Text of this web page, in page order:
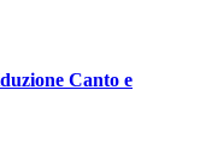
Canto e